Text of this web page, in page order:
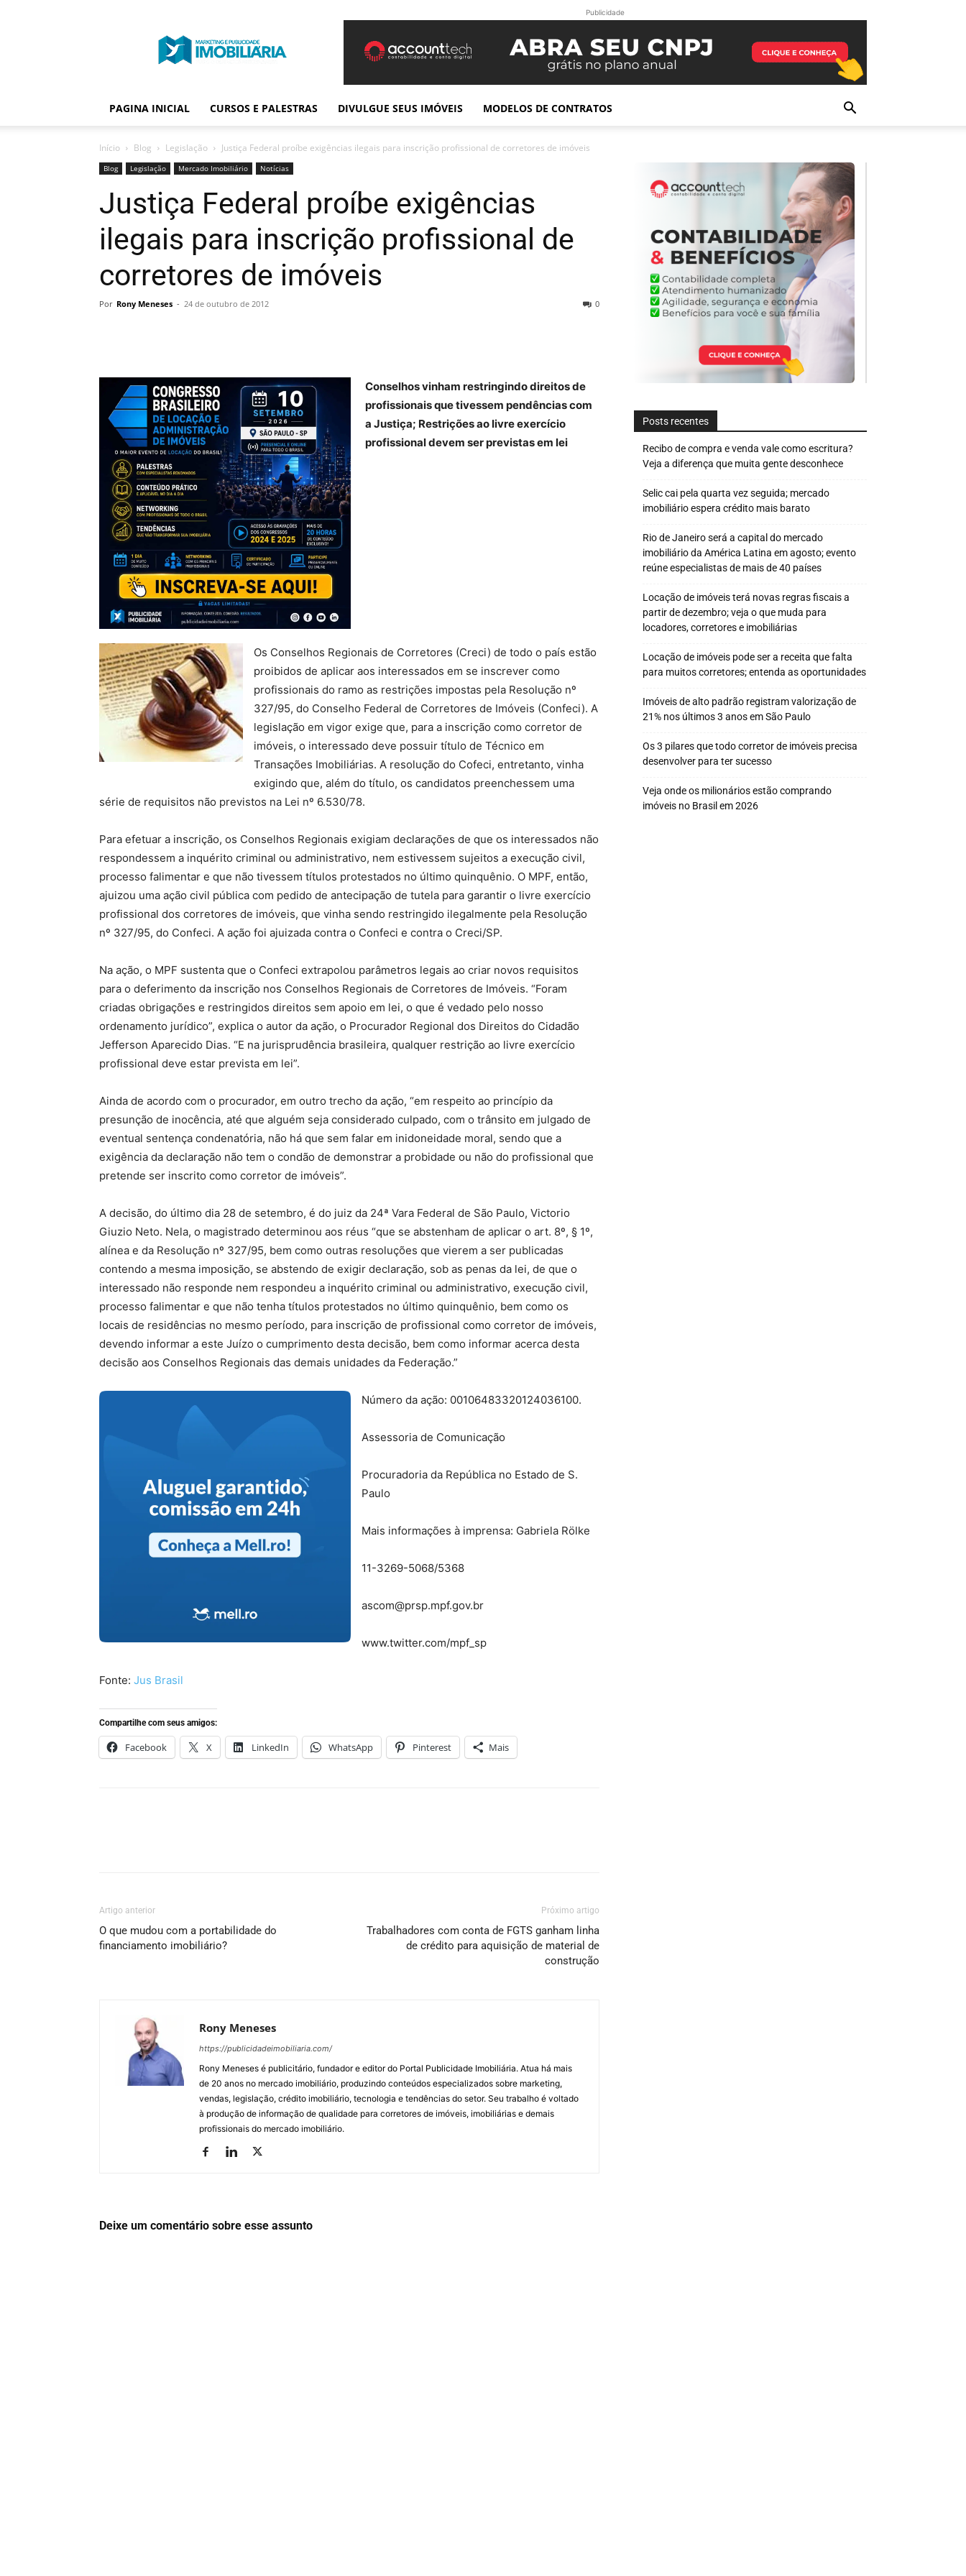
Publicidade
Imobiliária
Publicidade
PAGINA INICIAL CURSOS E PALESTRAS DIVULGUE SEUS IMÓVEIS MODELOS DE CONTRATOS
Início Blog Legislação Justiça Federal proíbe exigências ilegais para inscrição profissional de corretores de imóveis
Blog Legislação Mercado Imobiliário Notícias
Justiça Federal proíbe exigências
ilegais para inscrição profissional de
corretores de imóveis
Por Rony Meneses - 24 de outubro de 2012 0
Conselhos vinham restringindo direitos de
profissionais que tivessem pendências com
a Justiça; Restrições ao livre exercício
profissional devem ser previstas em lei
Os Conselhos Regionais de Corretores (Creci) de todo o país estão
proibidos de aplicar aos interessados em se inscrever como
profissionais do ramo as restrições impostas pela Resolução nº
327/95, do Conselho Federal de Corretores de Imóveis (Confeci). A
legislação em vigor exige que, para a inscrição como corretor de
imóveis, o interessado deve possuir título de Técnico em
Transações Imobiliárias. A resolução do Cofeci, entretanto, vinha
exigindo que, além do título, os candidatos preenchessem uma
série de requisitos não previstos na Lei nº 6.530/78.
Para efetuar a inscrição, os Conselhos Regionais exigiam declarações de que os interessados não
respondessem a inquérito criminal ou administrativo, nem estivessem sujeitos a execução civil,
processo falimentar e que não tivessem títulos protestados no último quinquênio. O MPF, então,
ajuizou uma ação civil pública com pedido de antecipação de tutela para garantir o livre exercício
profissional dos corretores de imóveis, que vinha sendo restringido ilegalmente pela Resolução
nº 327/95, do Confeci. A ação foi ajuizada contra o Confeci e contra o Creci/SP.
Na ação, o MPF sustenta que o Confeci extrapolou parâmetros legais ao criar novos requisitos
para o deferimento da inscrição nos Conselhos Regionais de Corretores de Imóveis. “Foram
criadas obrigações e restringidos direitos sem apoio em lei, o que é vedado pelo nosso
ordenamento jurídico”, explica o autor da ação, o Procurador Regional dos Direitos do Cidadão
Jefferson Aparecido Dias. “E na jurisprudência brasileira, qualquer restrição ao livre exercício
profissional deve estar prevista em lei”.
Ainda de acordo com o procurador, em outro trecho da ação, “em respeito ao princípio da
presunção de inocência, até que alguém seja considerado culpado, com o trânsito em julgado de
eventual sentença condenatória, não há que sem falar em inidoneidade moral, sendo que a
exigência da declaração não tem o condão de demonstrar a probidade ou não do profissional que
pretende ser inscrito como corretor de imóveis”.
A decisão, do último dia 28 de setembro, é do juiz da 24ª Vara Federal de São Paulo, Victorio
Giuzio Neto. Nela, o magistrado determinou aos réus “que se abstenham de aplicar o art. 8º, § 1º,
alínea e da Resolução nº 327/95, bem como outras resoluções que vierem a ser publicadas
contendo a mesma imposição, se abstendo de exigir declaração, sob as penas da lei, de que o
interessado não responde nem respondeu a inquérito criminal ou administrativo, execução civil,
processo falimentar e que não tenha títulos protestados no último quinquênio, bem como os
locais de residências no mesmo período, para inscrição de profissional como corretor de imóveis,
devendo informar a este Juízo o cumprimento desta decisão, bem como informar acerca desta
decisão aos Conselhos Regionais das demais unidades da Federação.”
Número da ação: 00106483320124036100.
Assessoria de Comunicação
Procuradoria da República no Estado de S.
Paulo
Mais informações à imprensa: Gabriela Rölke
11-3269-5068/5368
ascom@prsp.mpf.gov.br
www.twitter.com/mpf_sp
Fonte: Jus Brasil
Compartilhe com seus amigos:
Facebook X LinkedIn WhatsApp Pinterest Mais
Artigo anterior
O que mudou com a portabilidade do
financiamento imobiliário?
Próximo artigo
Trabalhadores com conta de FGTS ganham linha
de crédito para aquisição de material de
construção
Rony Meneses
https://publicidadeimobiliaria.com/
Rony Meneses é publicitário, fundador e editor do Portal Publicidade Imobiliária. Atua há mais
de 20 anos no mercado imobiliário, produzindo conteúdos especializados sobre marketing,
vendas, legislação, crédito imobiliário, tecnologia e tendências do setor. Seu trabalho é voltado
à produção de informação de qualidade para corretores de imóveis, imobiliárias e demais
profissionais do mercado imobiliário.
Deixe um comentário sobre esse assunto
Posts recentes
Recibo de compra e venda vale como escritura?
Veja a diferença que muita gente desconhece
Selic cai pela quarta vez seguida; mercado
imobiliário espera crédito mais barato
Rio de Janeiro será a capital do mercado
imobiliário da América Latina em agosto; evento
reúne especialistas de mais de 40 países
Locação de imóveis terá novas regras fiscais a
partir de dezembro; veja o que muda para
locadores, corretores e imobiliárias
Locação de imóveis pode ser a receita que falta
para muitos corretores; entenda as oportunidades
Imóveis de alto padrão registram valorização de
21% nos últimos 3 anos em São Paulo
Os 3 pilares que todo corretor de imóveis precisa
desenvolver para ter sucesso
Veja onde os milionários estão comprando
imóveis no Brasil em 2026